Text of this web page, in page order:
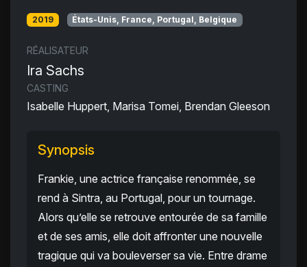
2019 États-Unis, France, Portugal, Belgique
RÉALISATEUR
Ira Sachs
CASTING
Isabelle Huppert, Marisa Tomei, Brendan Gleeson
Synopsis
Frankie, une actrice française renommée, se
rend à Sintra, au Portugal, pour un tournage.
Alors qu’elle se retrouve entourée de sa famille
et de ses amis, elle doit affronter une nouvelle
tragique qui va bouleverser sa vie. Entre drame